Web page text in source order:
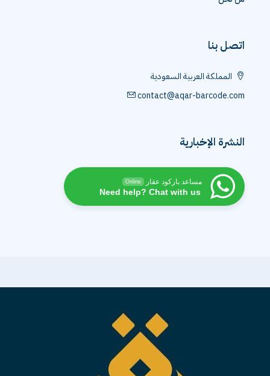
اتصل بنا
المملكة العربية السعودية
النشرة الإخبارية
مساعد باركود عقار Online
Need help? Chat with us